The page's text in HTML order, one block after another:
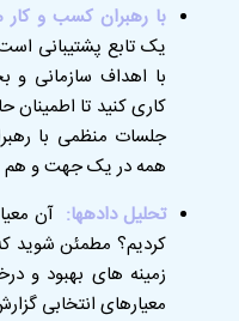
با رهبران کسب و
یک تابع پشتیبانی
با اهداف سازمانی
کاری کنید تا اطمینان
جلسات منظمی با
همه در یک جهت و
تحلیل دادهها: آن
کردیم؟ مطمئن شوید
زمینه های بهبود و
معیارهای انتخابی